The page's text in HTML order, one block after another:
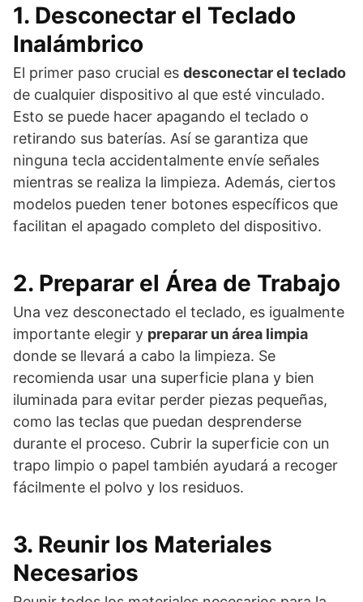
1. Desconectar el Teclado
Inalámbrico
El primer paso crucial es desconectar el teclado
de cualquier dispositivo al que esté vinculado.
Esto se puede hacer apagando el teclado o
retirando sus baterías. Así se garantiza que
ninguna tecla accidentalmente envíe señales
mientras se realiza la limpieza. Además, ciertos
modelos pueden tener botones específicos que
facilitan el apagado completo del dispositivo.
2. Preparar el Área de Trabajo
Una vez desconectado el teclado, es igualmente
importante elegir y preparar un área limpia
donde se llevará a cabo la limpieza. Se
recomienda usar una superficie plana y bien
iluminada para evitar perder piezas pequeñas,
como las teclas que puedan desprenderse
durante el proceso. Cubrir la superficie con un
trapo limpio o papel también ayudará a recoger
fácilmente el polvo y los residuos.
3. Reunir los Materiales
Necesarios